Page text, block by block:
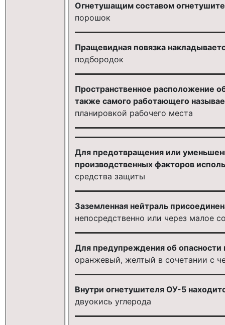
Огнетушащим составом
порошок
Пращевидная повязка
подбородок
Пространственное расположение
также самого работающего
планировкой рабочего места
Для предотвращения или
производственных факторов
средства защиты
Заземленная нейтраль
непосредственно или через малое
Для предупреждения об опасности
оранжевый, желтый в сочетании с
Внутри огнетушителя ОУ-5
двуокись углерода